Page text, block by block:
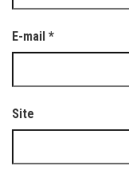
E-mail *
Site